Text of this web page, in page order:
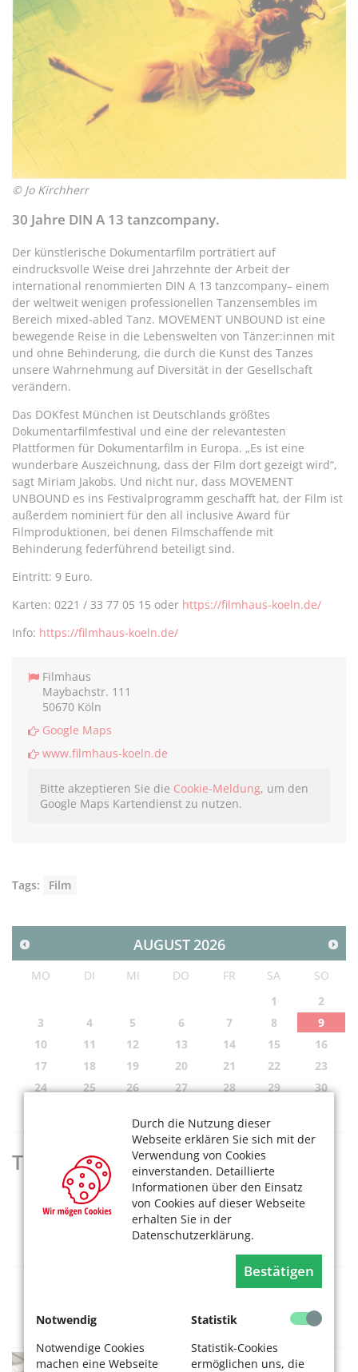
Durch die Nutzung dieser
Webseite erklären Sie sich mit der
Verwendung von Cookies
einverstanden. Detaillierte
Informationen über den Einsatz
von Cookies auf dieser Webseite
erhalten Sie in der
Datenschutzerklärung.
Bestätigen
Notwendig
Notwendige Cookies
machen eine Webseite
Statistik
Statistik-Cookies
ermöglichen uns, die
© Jo Kirchherr
30 Jahre DIN A 13 tanzcompany.
Der künstlerische Dokumentarfilm porträtiert auf
eindrucksvolle Weise drei Jahrzehnte der Arbeit der
international renommierten DIN A 13 tanzcompany– einem
der weltweit wenigen professionellen Tanzensembles im
Bereich mixed-abled Tanz. MOVEMENT UNBOUND ist eine
bewegende Reise in die Lebenswelten von Tänzer:innen mit
und ohne Behinderung, die durch die Kunst des Tanzes
unsere Wahrnehmung auf Diversität in der Gesellschaft
verändern.
Das DOKfest München ist Deutschlands größtes
Dokumentarfilmfestival und eine der relevantesten
Plattformen für Dokumentarfilm in Europa. „Es ist eine
wunderbare Auszeichnung, dass der Film dort gezeigt wird“,
sagt Miriam Jakobs. Und nicht nur, dass MOVEMENT
UNBOUND es ins Festivalprogramm geschafft hat, der Film ist
außerdem nominiert für den all inclusive Award für
Filmproduktionen, bei denen Filmschaffende mit
Behinderung federführend beteiligt sind.
Eintritt: 9 Euro.
Karten: 0221 / 33 77 05 15 oder https://filmhaus-koeln.de/
Info: https://filmhaus-koeln.de/
Filmhaus
Maybachstr. 111
50670 Köln
Google Maps
www.filmhaus-koeln.de
Bitte akzeptieren Sie die Cookie-Meldung, um den
Google Maps Kartendienst zu nutzen.
Tags: Film
AUGUST2026
MO DI MI DO FR SA
SO
1
2
3
4 5 6 7 8
9
10
11 12 13 14 15
16
17
18 19 20 21 22
23
24
25 26 27 28 29
30
Termine heute
„Schichten und Schnitte“
09.08.2026, 11-17 Uhr
Museum für Ostasiatische Kunst
Ballets Jazz Montreal: Dance me
Kölner Philharmonie
Straßenbahn-Museum Thielenbruch